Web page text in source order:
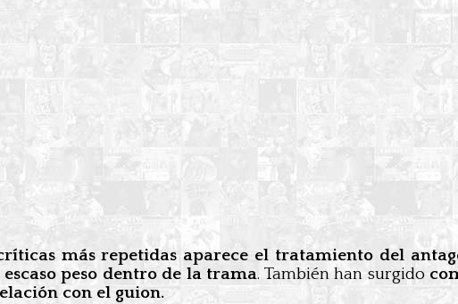
más repetidas aparece el tratamiento del
peso dentro de la trama. También han surgido
con el guion.